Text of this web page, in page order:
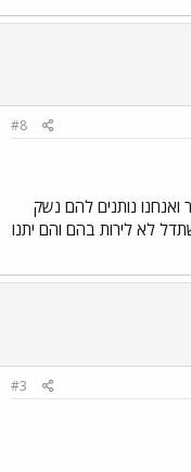
#8
ואנחנו נותנים להם נשק
לא לירות בהם והם יתנו
#3